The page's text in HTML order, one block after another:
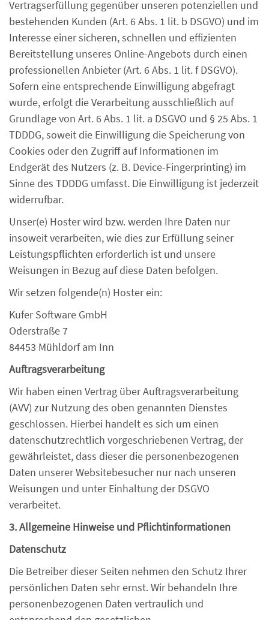
Vertragserfüllung gegenüber unseren potenziellen und
bestehenden Kunden (Art. 6 Abs. 1 lit. b DSGVO) und im
Interesse einer sicheren, schnellen und effizienten
Bereitstellung unseres Online-Angebots durch einen
professionellen Anbieter (Art. 6 Abs. 1 lit. f DSGVO).
Sofern eine entsprechende Einwilligung abgefragt
wurde, erfolgt die Verarbeitung ausschließlich auf
Grundlage von Art. 6 Abs. 1 lit. a DSGVO und § 25 Abs. 1
TDDDG, soweit die Einwilligung die Speicherung von
Cookies oder den Zugriff auf Informationen im
Endgerät des Nutzers (z. B. Device-Fingerprinting) im
Sinne des TDDDG umfasst. Die Einwilligung ist jederzeit
widerrufbar.
Unser(e) Hoster wird bzw. werden Ihre Daten nur
insoweit verarbeiten, wie dies zur Erfüllung seiner
Leistungspflichten erforderlich ist und unsere
Weisungen in Bezug auf diese Daten befolgen.
Wir setzen folgende(n) Hoster ein:
Kufer Software GmbH
Oderstraße 7
84453 Mühldorf am Inn
Auftragsverarbeitung
Wir haben einen Vertrag über Auftragsverarbeitung
(AVV) zur Nutzung des oben genannten Dienstes
geschlossen. Hierbei handelt es sich um einen
datenschutzrechtlich vorgeschriebenen Vertrag, der
gewährleistet, dass dieser die personenbezogenen
Daten unserer Websitebesucher nur nach unseren
Weisungen und unter Einhaltung der DSGVO
verarbeitet.
3. Allgemeine Hinweise und Pflicht­informationen
Datenschutz
Die Betreiber dieser Seiten nehmen den Schutz Ihrer
persönlichen Daten sehr ernst. Wir behandeln Ihre
personenbezogenen Daten vertraulich und